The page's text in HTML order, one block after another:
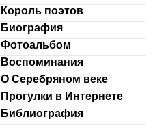
Король поэтов
Биография
Фотоальбом
Воспоминания
О Серебряном веке
Прогулки в Интернете
Библиография